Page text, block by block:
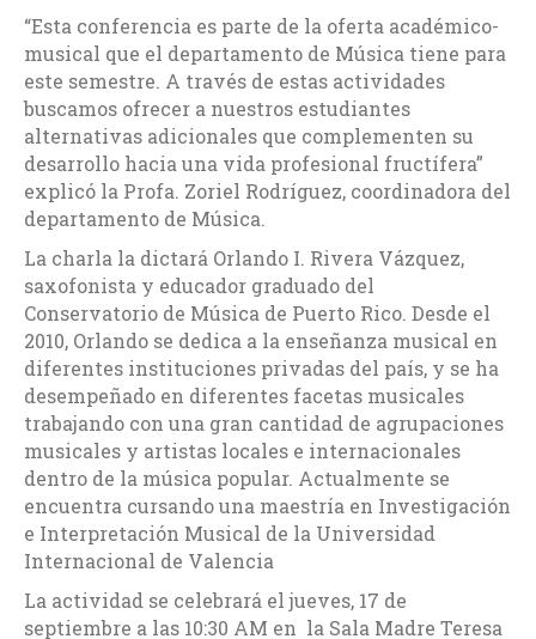
“Esta conferencia es parte de la oferta académico-
musical que el departamento de Música tiene para
este semestre. A través de estas actividades
buscamos ofrecer a nuestros estudiantes
alternativas adicionales que complementen su
desarrollo hacia una vida profesional fructífera”
explicó la Profa. Zoriel Rodríguez, coordinadora del
departamento de Música.
La charla la dictará Orlando I. Rivera Vázquez,
saxofonista y educador graduado del
Conservatorio de Música de Puerto Rico. Desde el
2010, Orlando se dedica a la enseñanza musical en
diferentes instituciones privadas del país, y se ha
desempeñado en diferentes facetas musicales
trabajando con una gran cantidad de agrupaciones
musicales y artistas locales e internacionales
dentro de la música popular. Actualmente se
encuentra cursando una maestría en Investigación
e Interpretación Musical de la Universidad
Internacional de Valencia
La actividad se celebrará el jueves, 17 de
septiembre a las 10:30 AM en la Sala Madre Teresa